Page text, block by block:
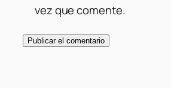
vez que comente.